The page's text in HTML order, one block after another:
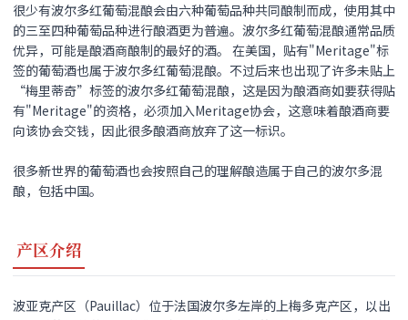
很少有波尔多红葡萄混酿会由六种葡萄品种共同酿制而成，使用其中
的三至四种葡萄品种进行酿酒更为普遍。波尔多红葡萄混酿通常品质
优异，可能是酿酒商酿制的最好的酒。 在美国，贴有"Meritage"标
签的葡萄酒也属于波尔多红葡萄混酿。不过后来也出现了许多未贴上
“梅里蒂奇”标签的波尔多红葡萄混酿，这是因为酿酒商如要获得贴
有"Meritage"的资格，必须加入Meritage协会，这意味着酿酒商要
向该协会交钱，因此很多酿酒商放弃了这一标识。
很多新世界的葡萄酒也会按照自己的理解酿造属于自己的波尔多混
酿，包括中国。
产区介绍
波亚克产区（Pauillac）位于法国波尔多左岸的上梅多克产区，以出